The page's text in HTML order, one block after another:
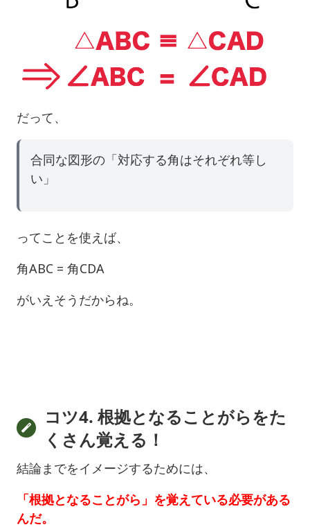
だって、
合同な図形の「対応する角はそれぞれ等し
い」
ってことを使えば、
角ABC = 角CDA
がいえそうだからね。
コツ4. 根拠となることがらをた
くさん覚える！
結論までをイメージするためには、
「根拠となることがら」を覚えている必要がある
んだ。